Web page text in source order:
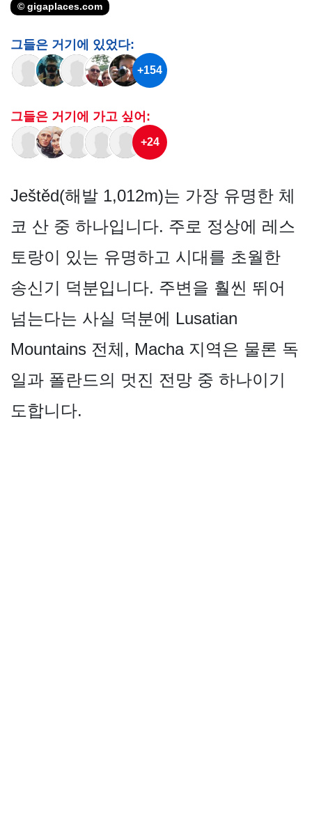
© gigaplaces.com
그들은 거기에 있었다:
+154
그들은 거기에 가고 싶어:
+24
Ještěd(해발 1,012m)는 가장 유명한 체
코 산 중 하나입니다. 주로 정상에 레스
토랑이 있는 유명하고 시대를 초월한
송신기 덕분입니다. 주변을 훨씬 뛰어
넘는다는 사실 덕분에 Lusatian
Mountains 전체, Macha 지역은 물론 독
일과 폴란드의 멋진 전망 중 하나이기
도합니다.